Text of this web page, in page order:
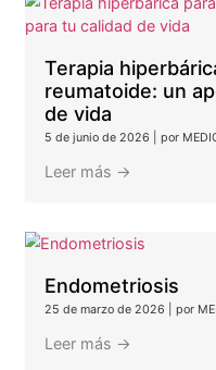
aplicar y
de nuestros